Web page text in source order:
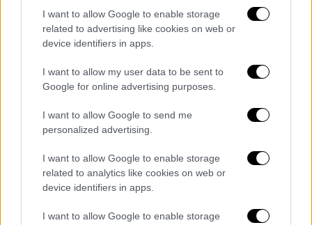
I want to allow Google to enable storage
related to advertising like cookies on web or
device identifiers in apps.
I want to allow my user data to be sent to
Google for online advertising purposes.
I want to allow Google to send me
personalized advertising.
I want to allow Google to enable storage
related to analytics like cookies on web or
device identifiers in apps.
I want to allow Google to enable storage
«Είμαστε εδώ και περιμένουμε διότι η
γέφυρα δεν κλείνει. Ενημερώσαμε και το
λιμεναρχείο. Αυτή την ώρα υπάρχει μεγάλη
κίνηση στους δρόμους λόγω του συμβάντος
πολύς κόσμος έχει αφήσει τα οχήματα
απέναντι», είπαν αυτόπτες μάρτυρες.